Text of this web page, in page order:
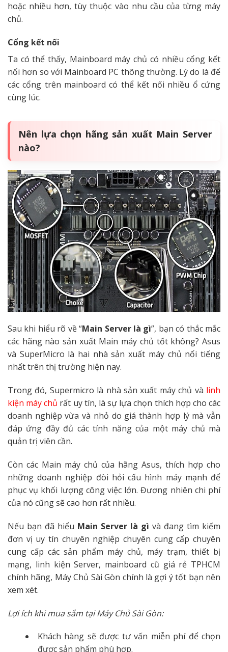
hoặc nhiều hơn, tùy thuộc vào nhu cầu của từng máy
chủ.
Cổng kết nối
Ta có thể thấy, Mainboard máy chủ có nhiều cổng kết
nối hơn so với Mainboard PC thông thường. Lý do là để
các cổng trên mainboard có thể kết nối nhiều ổ cứng
cùng lúc.
Nên lựa chọn hãng sản xuất Main Server
nào?
Sau khi hiểu rõ về “Main Server là gì”, bạn có thắc mắc
các hãng nào sản xuất Main máy chủ tốt không? Asus
và SuperMicro là hai nhà sản xuất máy chủ nổi tiếng
nhất trên thị trường hiện nay.
Trong đó, Supermicro là nhà sản xuất máy chủ và linh
kiện máy chủ rất uy tín, là sự lựa chọn thích hợp cho các
doanh nghiệp vừa và nhỏ do giá thành hợp lý mà vẫn
đáp ứng đầy đủ các tính năng của một máy chủ mà
quản trị viên cần.
Còn các Main máy chủ của hãng Asus, thích hợp cho
những doanh nghiệp đòi hỏi cấu hình máy mạnh để
phục vụ khối lượng công việc lớn. Đương nhiên chi phí
của nó cũng sẽ cao hơn rất nhiều.
Nếu bạn đã hiểu Main Server là gì và đang tìm kiếm
đơn vị uy tín chuyên nghiệp chuyên cung cấp chuyên
cung cấp các sản phẩm máy chủ, máy trạm, thiết bị
mạng, linh kiện Server, mainboard cũ giá rẻ TPHCM
chính hãng, Máy Chủ Sài Gòn chính là gợi ý tốt bạn nên
xem xét.
Lợi ích khi mua sắm tại Máy Chủ Sài Gòn:
Khách hàng sẽ được tư vấn miễn phí để chọn
được sản phẩm phù hợp.